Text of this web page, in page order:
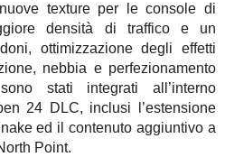
texture per le console di
densità di traffico e un
ottimizzazione degli effetti
nebbia e perfezionamento
stati integrati all’interno
24 DLC, inclusi l’estensione
ed il contenuto aggiuntivo a
Point.